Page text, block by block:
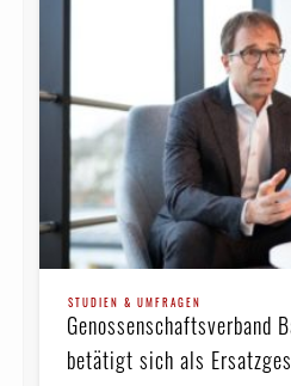
STUDIEN & UMFRAGEN
Genossenschaftsverband
betätigt sich als